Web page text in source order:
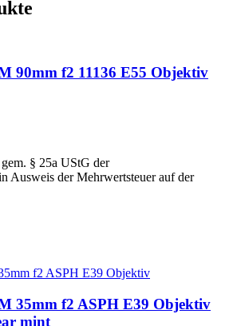
90mm f2 11136 E55 Objektiv
§ 25a UStG der
Ausweis der Mehrwertsteuer auf der
35mm f2 ASPH E39 Objektiv
mint